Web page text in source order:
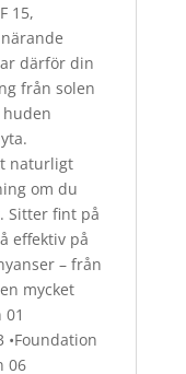
15,
därför din
från solen
naturligt
om du
Sitter fint på
effektiv på
– från
mycket
•Foundation
06